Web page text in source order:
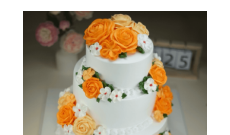
1,250,000₫
đến
5,790,000₫